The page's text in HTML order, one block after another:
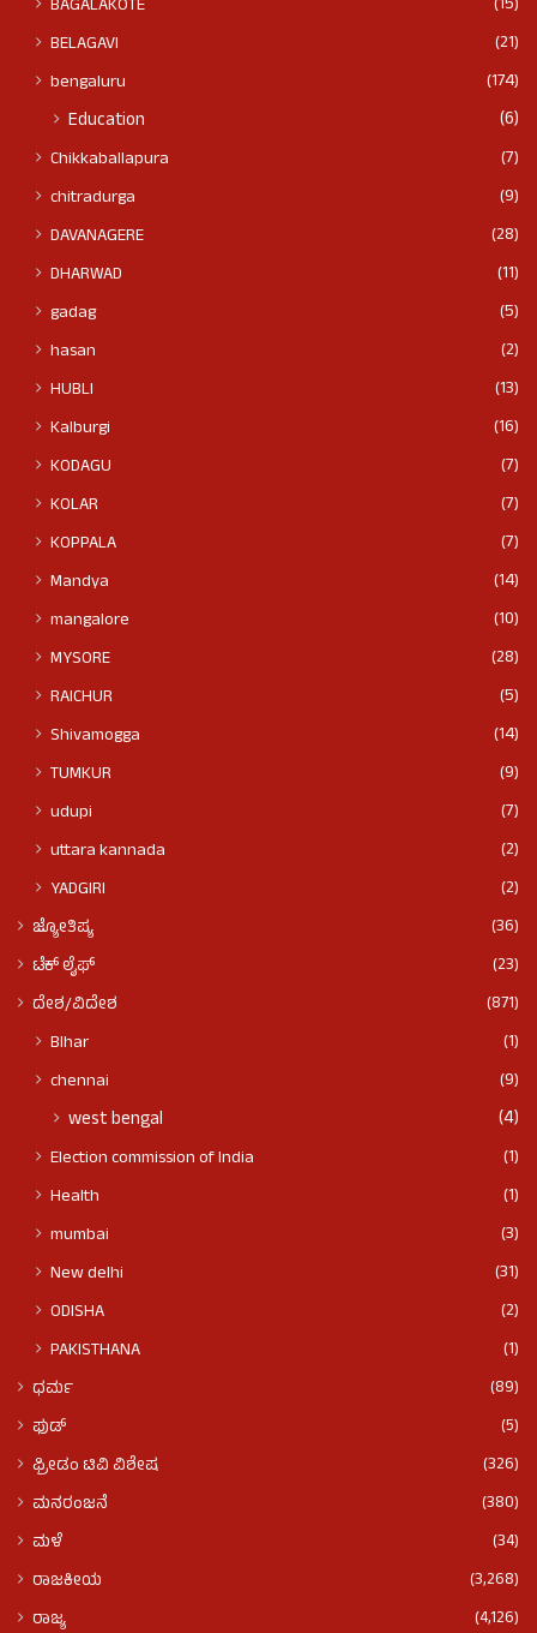
BAGALAKOTE
BELAGAVI
(21)
bengaluru
(174)
Education (6)
Chikkaballapura
(7)
chitradurga
(9)
DAVANAGERE
(28)
DHARWAD
(11)
gadag
(5)
hasan
(2)
HUBLI
(13)
Kalburgi
(16)
KODAGU
(7)
KOLAR
(7)
KOPPALA
(7)
Mandya
(14)
mangalore
(10)
MYSORE
(28)
RAICHUR
(5)
Shivamogga
(14)
TUMKUR
(9)
udupi
(7)
uttara kannada
(2)
YADGIRI
(2)
ಜ್ಯೋತಿಷ್ಯ
(36)
ಟೆಕ್ ಲೈಫ್
(23)
ದೇಶ/ವಿದೇಶ
(871)
BIhar
(1)
chennai
(9)
west bengal (4)
Election commission of India
(1)
Health
(1)
mumbai
(3)
New delhi
(31)
ODISHA
(2)
PAKISTHANA
(1)
ಧರ್ಮ
(89)
ಫುಡ್​​
(5)
ಫ್ರೀಡಂ ಟಿವಿ ವಿಶೇಷ
(326)
ಮನರಂಜನೆ
(380)
ಮಳೆ
(34)
ರಾಜಕೀಯ
(3,268)
ರಾಜ್ಯ
(4,126)